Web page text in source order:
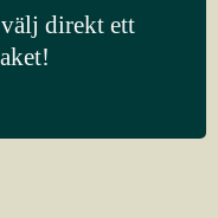
direkt ett